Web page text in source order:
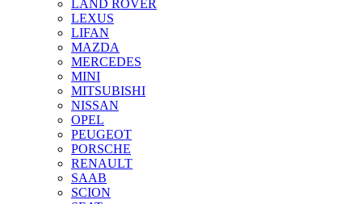
LAND ROVER
LEXUS
LIFAN
MAZDA
MERCEDES
MINI
MITSUBISHI
NISSAN
OPEL
PEUGEOT
PORSCHE
RENAULT
SAAB
SCION